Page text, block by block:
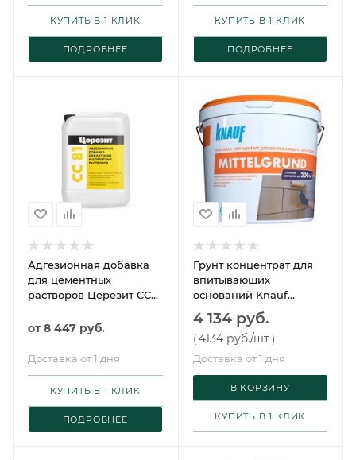
ПОДРОБНЕЕ
КУПИТЬ В 1 КЛИК
ПОДРОБНЕЕ
КУПИТЬ В 1 КЛИК
Адгезионная добавка
для цементных
растворов Церезит CC
от8 447 руб.
Доставка от 1 дня
ПОДРОБНЕЕ
КУПИТЬ В 1 КЛИК
Грунт концентрат для
впитывающих
оснований Knauf
Миттельгрунд F 10кг
4 134 руб.
(4134 руб./шт )
Доставка от 1 дня
В КОРЗИНУ
КУПИТЬ В 1 КЛИК